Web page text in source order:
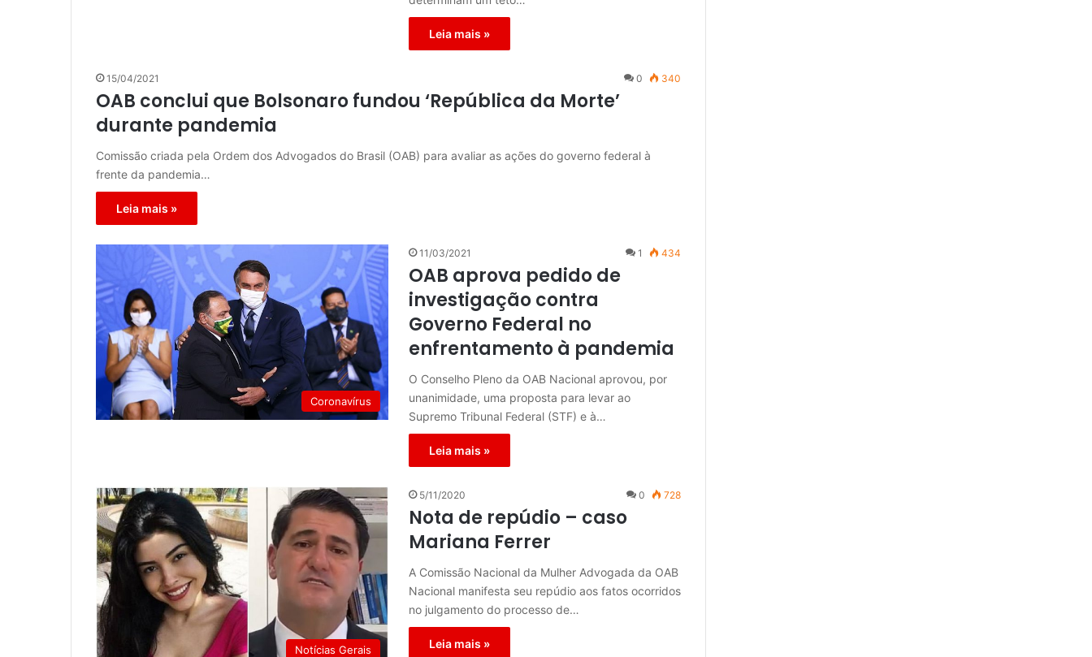
Leia mais »
15/04/2021 0 340
OAB conclui que Bolsonaro fundou ‘República da Morte’
durante pandemia
Comissão criada pela Ordem dos Advogados do Brasil (OAB) para avaliar as ações do governo federal à
frente da pandemia…
Leia mais »
Coronavírus
11/03/2021 1 434
OAB aprova pedido de
investigação contra
Governo Federal no
enfrentamento à pandemia
O Conselho Pleno da OAB Nacional aprovou, por
unanimidade, uma proposta para levar ao
Supremo Tribunal Federal (STF) e à…
Leia mais »
Notícias Gerais
5/11/2020 0 728
Nota de repúdio – caso
Mariana Ferrer
A Comissão Nacional da Mulher Advogada da OAB
Nacional manifesta seu repúdio aos fatos ocorridos
no julgamento do processo de…
Leia mais »